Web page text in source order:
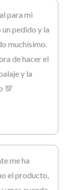
para mi
pedido y la
muchísimo.
de hacer el
y la
💯
me ha
el producto,